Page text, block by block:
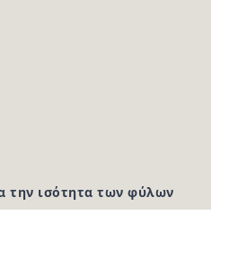
την ισότητα των φύλων